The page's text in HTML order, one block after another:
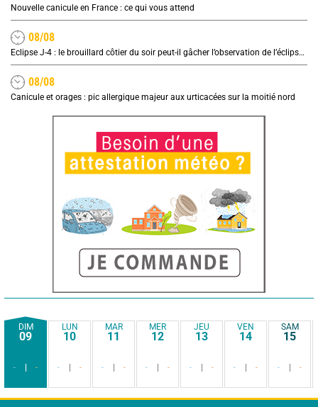
Nouvelle canicule en France : ce qui vous attend
08/08
Eclipse J-4 : le brouillard côtier du soir peut-il gâcher l’observation de l’éclipse à la plage ?
08/08
Canicule et orages : pic allergique majeur aux urticacées sur la moitié nord
DIM
09
- -
LUN
10
- -
MAR
11
- -
MER
12
- -
JEU
13
- -
VEN
14
- -
SAM
15
- -